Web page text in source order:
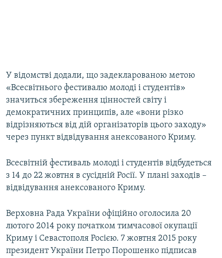
У відомстві додали, що задекларованою метою
«Всесвітнього фестивалю молоді і студентів»
значиться збереження цінностей світу і
демократичних принципів, але «вони різко
відрізняються від дій організаторів цього заходу»
через пункт відвідування анексованого Криму.
Всесвітній фестиваль молоді і студентів відбудеться
з 14 до 22 жовтня в сусідній Росії. У плані заходів –
відвідування анексованого Криму.
Верховна Рада України офіційно оголосила 20
лютого 2014 року початком тимчасової окупації
Криму і Севастополя Росією. 7 жовтня 2015 року
президент України Петро Порошенко підписав